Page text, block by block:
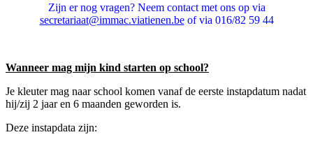
Zijn er nog vragen? Neem contact met ons op via
secretariaat@immac.viatienen.beof via 016/82 59 44
Wanneer mag mijn kind starten op school?
Je kleuter mag naar school komen vanaf de eerste instapdatum nadat
hij/zij 2 jaar en 6 maanden geworden is.
Deze instapdata zijn: